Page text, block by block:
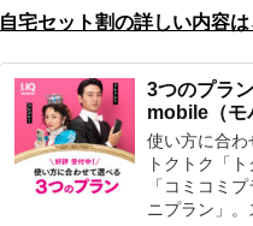
自宅セット割の詳しい内容は
3つのプラ
mobile（モ
使い方に合わ
トクトク「
「コミコミ
ニプラン」